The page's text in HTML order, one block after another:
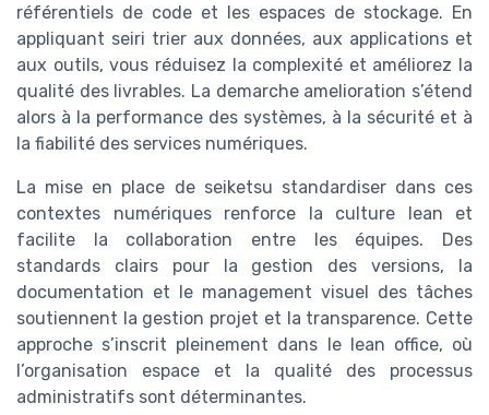
référentiels de code et les espaces de stockage. En
appliquant seiri trier aux données, aux applications et
aux outils, vous réduisez la complexité et améliorez la
qualité des livrables. La demarche amelioration s’étend
alors à la performance des systèmes, à la sécurité et à
la fiabilité des services numériques.
La mise en place de seiketsu standardiser dans ces
contextes numériques renforce la culture lean et
facilite la collaboration entre les équipes. Des
standards clairs pour la gestion des versions, la
documentation et le management visuel des tâches
soutiennent la gestion projet et la transparence. Cette
approche s’inscrit pleinement dans le lean office, où
l’organisation espace et la qualité des processus
administratifs sont déterminantes.